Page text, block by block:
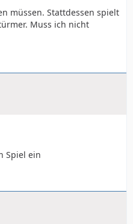
müssen. Stattdessen spielt
Muss ich nicht
Spiel ein